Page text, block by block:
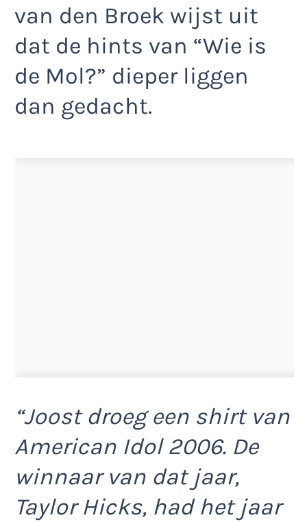
van den Broek wijst uit
dat de hints van “Wie is
de Mol?” dieper liggen
dan gedacht.
“Joost droeg een shirt van
American Idol 2006. De
winnaar van dat jaar,
Taylor Hicks, had het jaar